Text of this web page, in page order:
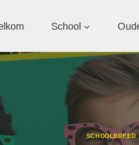
School
SCHOOLBREED